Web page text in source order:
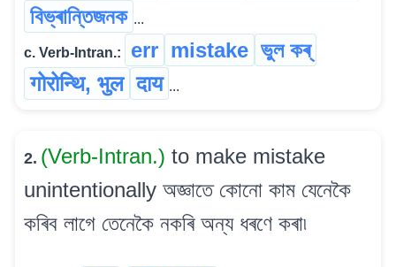
বিভ্ৰান্তিজনক ...
c. Verb-Intran.: err mistake ভুল কৰ্
गोरोन्थि, भुल दाय ...
2. (Verb-Intran.) to make mistake
unintentionally অজ্ঞাতে কোনো কাম যেনেকৈ
কৰিব লাগে তেনেকৈ নকৰি অন্য ধৰণে কৰা৷